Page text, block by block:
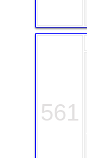
561